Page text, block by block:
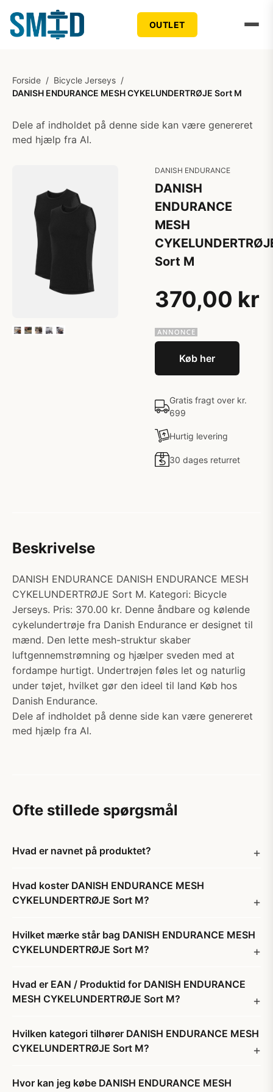
OUTLET
Forside / Bicycle Jerseys /
DANISH ENDURANCE MESH CYKELUNDERTRØJE Sort M
Dele af indholdet på denne side kan være genereret
med hjælp fra AI.
DANISH ENDURANCE
DANISH
ENDURANCE
MESH
Sort M
370,00 kr
Køb her
Gratis fragt over kr.
699
Hurtig levering
30 dages returret
Beskrivelse
DANISH ENDURANCE DANISH ENDURANCE MESH
CYKELUNDERTRØJE Sort M. Kategori: Bicycle
Jerseys. Pris: 370.00 kr. Denne åndbare og kølende
cykelundertrøje fra Danish Endurance er designet til
mænd. Den lette mesh-struktur skaber
luftgennemstrømning og hjælper sveden med at
fordampe hurtigt. Undertrøjen føles let og naturlig
under tøjet, hvilket gør den ideel til land Køb hos
Danish Endurance.
Dele af indholdet på denne side kan være genereret
med hjælp fra AI.
Ofte stillede spørgsmål
Hvad er navnet på produktet?
Hvad koster DANISH ENDURANCE MESH
CYKELUNDERTRØJE Sort M?
Hvilket mærke står bag DANISH ENDURANCE MESH
CYKELUNDERTRØJE Sort M?
Hvad er EAN / Produktid for DANISH ENDURANCE
MESH CYKELUNDERTRØJE Sort M?
Hvilken kategori tilhører DANISH ENDURANCE MESH
CYKELUNDERTRØJE Sort M?
Hvor kan jeg købe DANISH ENDURANCE MESH